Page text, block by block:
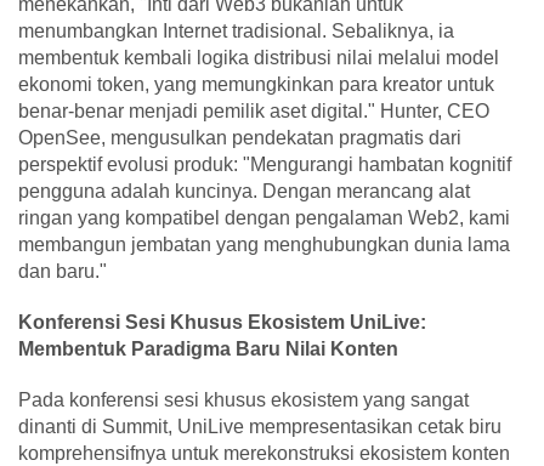
menekankan, "Inti dari Web3 bukanlah untuk
menumbangkan Internet tradisional. Sebaliknya, ia
membentuk kembali logika distribusi nilai melalui model
ekonomi token, yang memungkinkan para kreator untuk
benar-benar menjadi pemilik aset digital." Hunter, CEO
OpenSee, mengusulkan pendekatan pragmatis dari
perspektif evolusi produk: "Mengurangi hambatan kognitif
pengguna adalah kuncinya. Dengan merancang alat
ringan yang kompatibel dengan pengalaman Web2, kami
membangun jembatan yang menghubungkan dunia lama
dan baru."
Konferensi Sesi Khusus Ekosistem UniLive:
Membentuk Paradigma Baru Nilai Konten
Pada konferensi sesi khusus ekosistem yang sangat
dinanti di Summit, UniLive mempresentasikan cetak biru
komprehensifnya untuk merekonstruksi ekosistem konten